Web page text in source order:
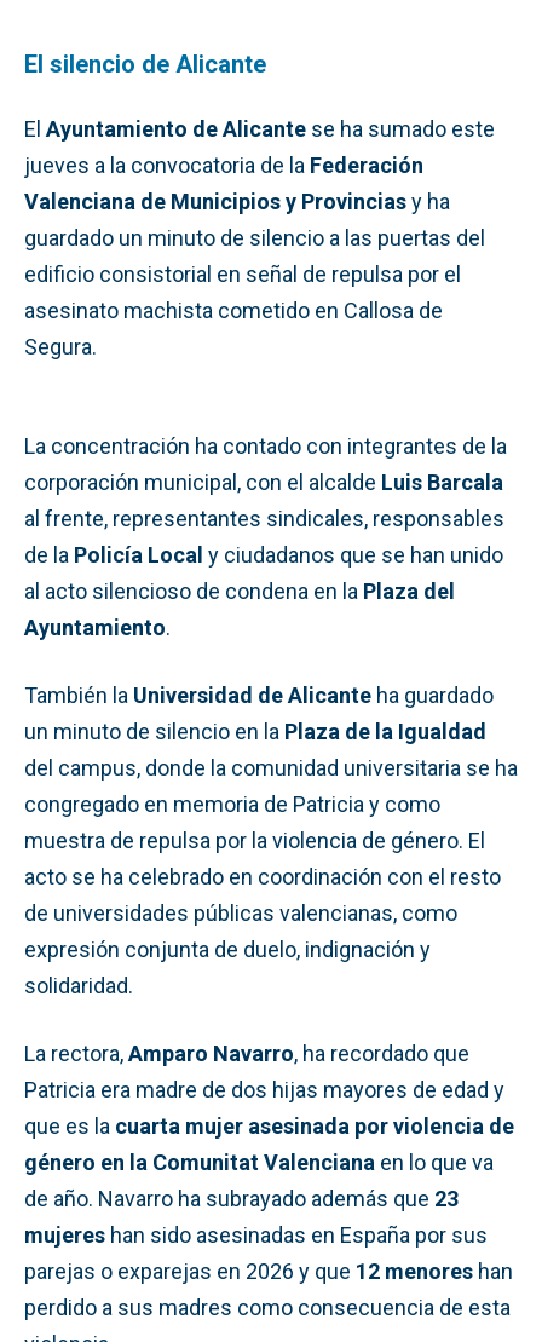
El silencio de Alicante
El Ayuntamiento de Alicante se ha sumado este
jueves a la convocatoria de la Federación
Valenciana de Municipios y Provinciasy ha
guardado un minuto de silencio a las puertas del
edificio consistorial en señal de repulsa por el
asesinato machista cometido en Callosa de
Segura.
La concentración ha contado con integrantes de la
corporación municipal, con el alcalde Luis Barcala
al frente, representantes sindicales, responsables
de la Policía Local y ciudadanos que se han unido
al acto silencioso de condena en la Plaza del
Ayuntamiento.
También la Universidad de Alicante ha guardado
un minuto de silencio en la Plaza de la Igualdad
del campus, donde la comunidad universitaria se ha
congregado en memoria de Patricia y como
muestra de repulsa por la violencia de género. El
acto se ha celebrado en coordinación con el resto
de universidades públicas valencianas, como
expresión conjunta de duelo, indignación y
solidaridad.
La rectora,Amparo Navarro, ha recordado que
Patricia era madre de dos hijas mayores de edad y
que es la cuarta mujer asesinada por violencia de
género en la Comunitat Valenciana en lo que va
de año. Navarro ha subrayado además que 23
mujeres han sido asesinadas en España por sus
parejas o exparejas en 2026 y que 12 menores han
perdido a sus madres como consecuencia de esta